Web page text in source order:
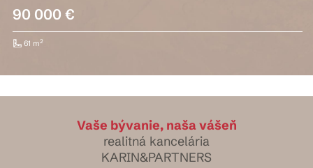
90 000 €
61 m2
Vaše bývanie, naša vášeň
realitná kancelária
KARIN&PARTNERS